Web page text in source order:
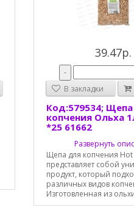
39.47р.
-
В закладки
Код:579534;
копчения Ольха
*25 61662
Развернуть
Щепа для копчения
представляет собой
продукт, который
различных видов
Изготовленная из